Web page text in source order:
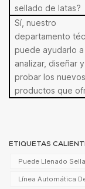
sellado de latas?
Sí, nuestro
departamento
puede ayudarlo a
analizar, diseñar y
probar los nuevos
productos que
ETIQUETAS
Puede Llenado
Línea Automática